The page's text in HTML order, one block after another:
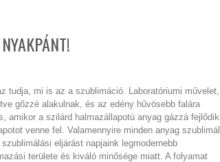
tudja, mi is az a szublimáció. Laboratóriumi művelet,
gőzzé alakulnak, és az edény hűvösebb falára
amikor a szilárd halmazállapotú anyag gázzá fejlődik
venne fel. Valamennyire minden anyag szublimál,
eljárást napjaink legmodernebb
területe és kiváló minősége miatt. A folyamat